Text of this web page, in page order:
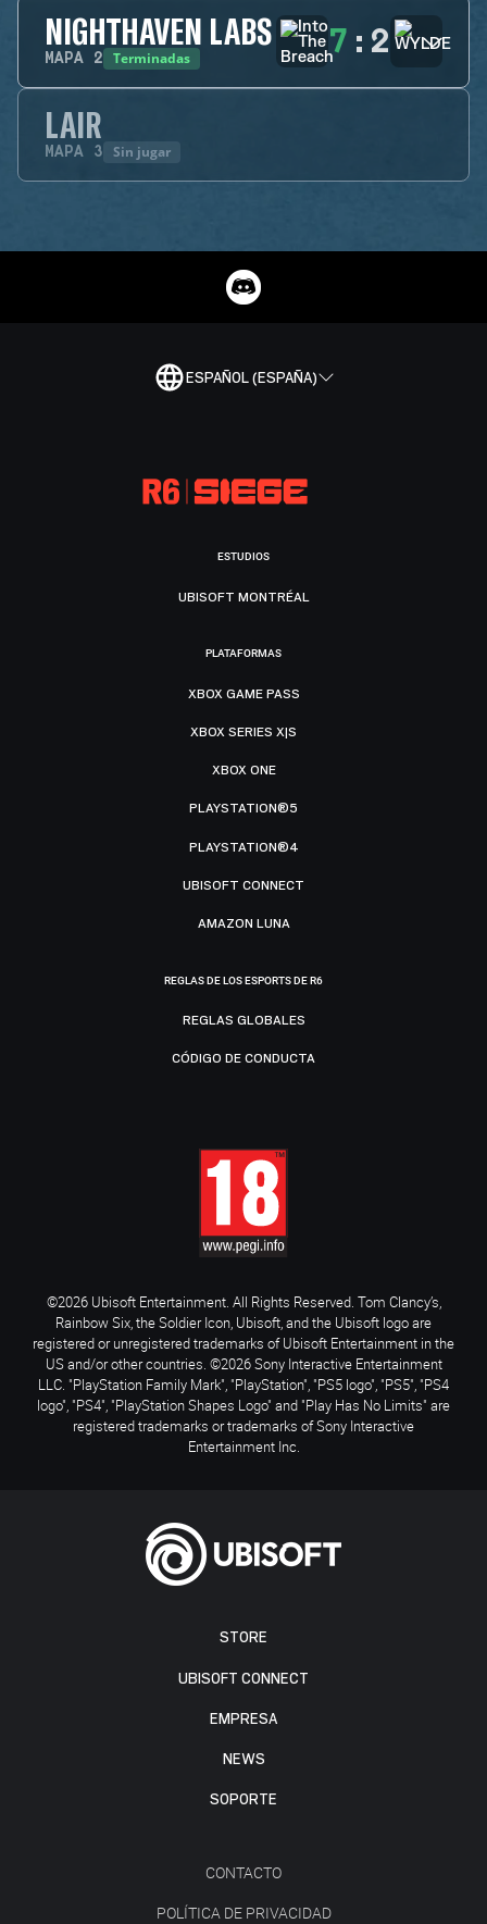
NIGHTHAVEN LABS
MAPA 2 Terminadas 7 : 2
LAIR
MAPA 3 Sin jugar
ESPAÑOL (ESPAÑA)
STORE
UBISOFT CONNECT
EMPRESA
NEWS
SOPORTE
CONTACTO
POLÍTICA DE PRIVACIDAD
ESTUDIOS
UBISOFT MONTRÉAL
PLATAFORMAS
XBOX GAME PASS
XBOX SERIES X|S
XBOX ONE
PLAYSTATION®5
PLAYSTATION®4
UBISOFT CONNECT
AMAZON LUNA
REGLAS DE LOS ESPORTS DE R6
REGLAS GLOBALES
CÓDIGO DE CONDUCTA
©2026 Ubisoft Entertainment. All Rights Reserved. Tom Clancy’s,
Rainbow Six, the Soldier Icon, Ubisoft, and the Ubisoft logo are
registered or unregistered trademarks of Ubisoft Entertainment in the
US and/or other countries. ©2026 Sony Interactive Entertainment
LLC. "PlayStation Family Mark", "PlayStation", "PS5 logo", "PS5", "PS4
logo", "PS4", "PlayStation Shapes Logo" and "Play Has No Limits" are
registered trademarks or trademarks of Sony Interactive
Entertainment Inc.